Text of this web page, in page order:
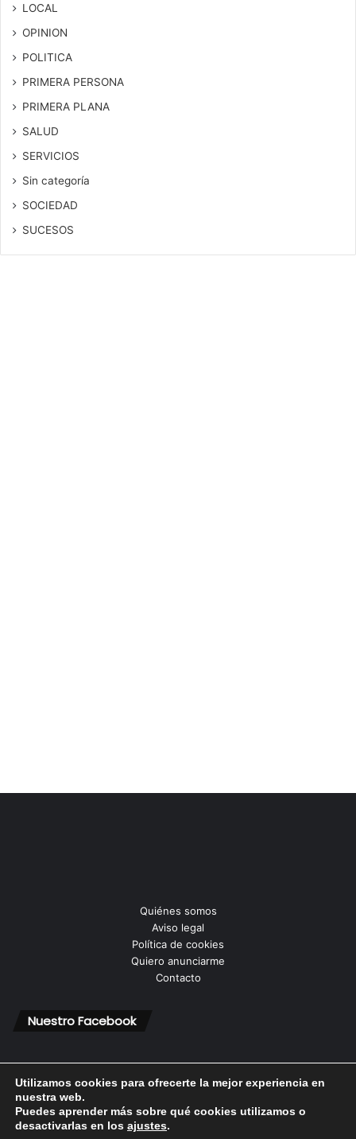
LOCAL
OPINION
POLITICA
PRIMERA PERSONA
PRIMERA PLANA
SALUD
SERVICIOS
Sin categoría
SOCIEDAD
SUCESOS
Quiénes somos
Aviso legal
Política de cookies
Quiero anunciarme
Contacto
Nuestro Facebook
© Copyright 2026, Todos los derechos reservados |
Utilizamos cookies para ofrecerte la mejor experiencia en
nuestra web.
Puedes aprender más sobre qué cookies utilizamos o
desactivarlas en los ajustes.